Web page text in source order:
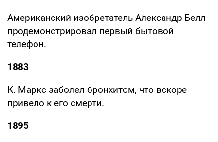
Американский изобретатель Александр Белл
продемонстрировал первый бытовой
телефон.
1883
К. Маркс заболел бронхитом, что вскоре
привело к его смерти.
1895